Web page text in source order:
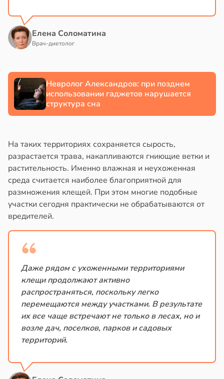
Елена Соломатина
Врач-диетолог
Невролог Александров: при позднем
использовании гаджетов нарушается
структура сна
На таких территориях сохраняется сырость,
разрастается трава, накапливаются гниющие ветки и
растительность. Именно влажная и неухоженная
среда считается наиболее благоприятной для
размножения клещей. При этом многие подобные
участки сегодня практически не обрабатываются от
вредителей.
Даже рядом с ухоженными территориями
клещи продолжают активно
распространяться, поскольку легко
перемещаются между участками. В результате
их все чаще встречают не только в лесах, но и
возле дач, поселков, парков и садовых
территорий.
16:23